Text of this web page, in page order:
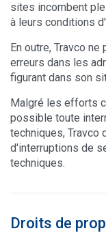
sites incombent
à leurs conditions
En outre, Travco
erreurs dans les
figurant dans son
Malgré les efforts
possible toute
techniques,
d'interruptions de
techniques.
Droits de